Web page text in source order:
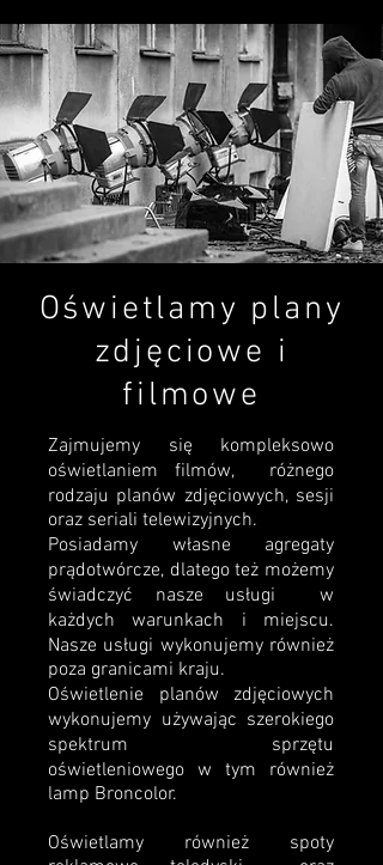
Oświetlamy plany
zdjęciowe i
filmowe
Zajmujemy się kompleksowo
oświetlaniem filmów, różnego
rodzaju planów zdjęciowych, sesji
oraz seriali telewizyjnych.
Posiadamy własne agregaty
prądotwórcze, dlatego też możemy
świadczyć nasze usługi w
każdych warunkach i miejscu.
Nasze usługi wykonujemy również
poza granicami kraju.
Oświetlenie planów zdjęciowych
wykonujemy używając szerokiego
spektrum sprzętu
oświetleniowego w tym również
lamp Broncolor.
Oświetlamy również spoty